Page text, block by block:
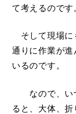
て考えるのです
そして現場に
通りに作業が
いるのです。
なので、いつ
ると、大体、